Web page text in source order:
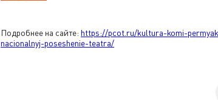
Подробнее на сайте: https://pcot.ru/kultura-komi-
nacionalnyj-poseshenie-teatra/